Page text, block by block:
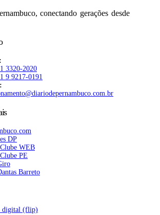
conectando gerações desde
3320-2020
9 9217-0191
DP
WEB
PE
Barreto
digital (flip)